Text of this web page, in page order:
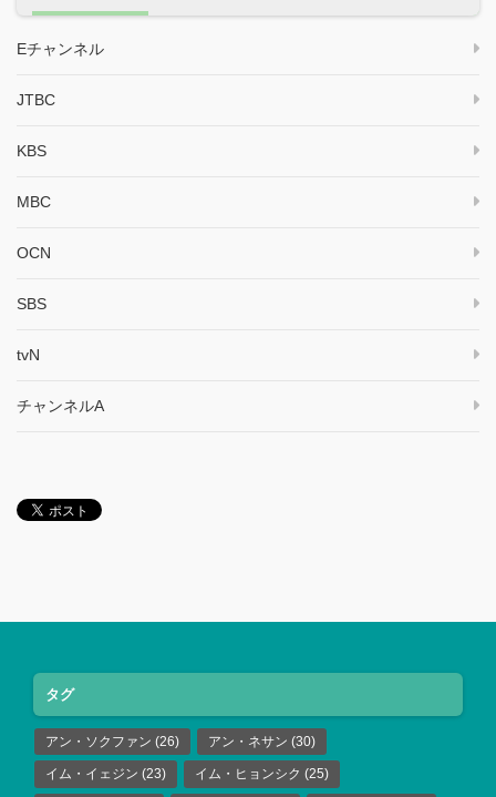
Eチャンネル
JTBC
KBS
MBC
OCN
SBS
tvN
チャンネルA
タグ
アン・ソクファン (26) アン・ネサン (30)
イム・イェジン (23) イム・ヒョンシク (25)